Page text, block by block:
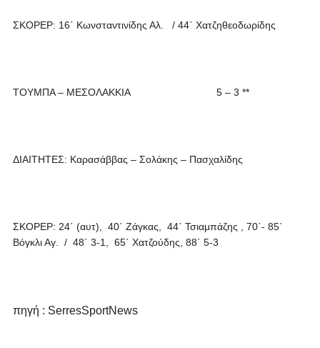
ΣΚΟΡΕΡ: 16΄ Κωνσταντινίδης Αλ. / 44΄ Χατζηθεοδωρίδης
ΤΟΥΜΠΑ – ΜΕΣΟΛΑΚΚΙΑ 5 – 3 **
ΔΙΑΙΤΗΤΕΣ: Καρασάββας – Σολάκης – Πασχαλίδης
ΣΚΟΡΕΡ: 24΄ (αυτ), 40΄ Ζάγκας, 44΄ Τσιαμπάζης , 70΄- 85΄
Βόγκλι Αγ. / 48΄ 3-1, 65΄ Χατζούδης, 88΄ 5-3
πηγή : SerresSportNews